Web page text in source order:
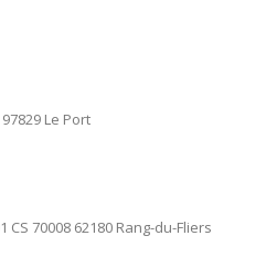
97829 Le Port
CS 70008 62180 Rang-du-Fliers